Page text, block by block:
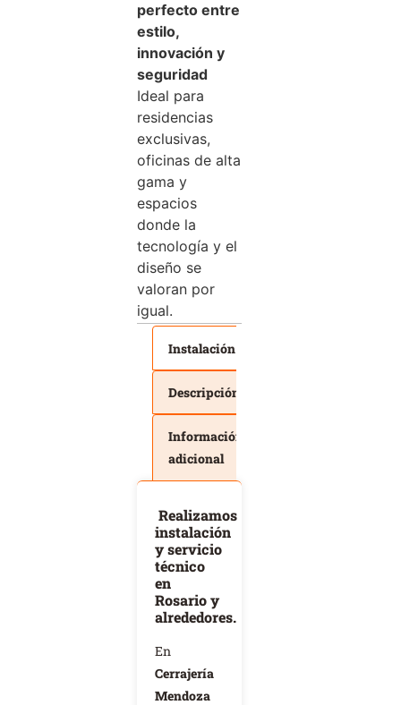
perfecto entre
estilo,
innovación y
seguridad
Ideal para
residencias
exclusivas,
oficinas de alta
gama y
espacios
donde la
tecnología y el
diseño se
valoran por
igual.
Instalación
Descripción
Información
adicional
Realizamos
instalación
y servicio
técnico
en
Rosario y
alrededores.
En
Cerrajería
Mendoza